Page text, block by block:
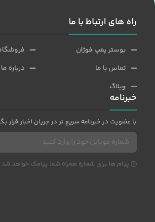
راه های ارتباط با ما
بوستر پمپ فوژان
تماس با ما
وبلاگ
درباره ما
خبرنامه
با عضویت در خبرنامه سریع تر در جریان اخبار قرار
پیام ها برای شماره همراه شما پیامک خواهد شد